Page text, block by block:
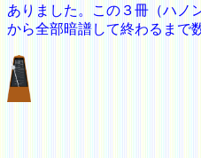
ありました。この３冊（ハノ
から全部暗譜して終わるまで